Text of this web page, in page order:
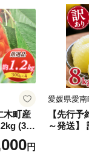
ツ 果物
インマ
ャイン
ト 産地
ット
人気
木町産
(300
上 旬
ンボ チ
円
愛媛県愛南
【先行
～発送】
g (Mサイ
ス) 8000